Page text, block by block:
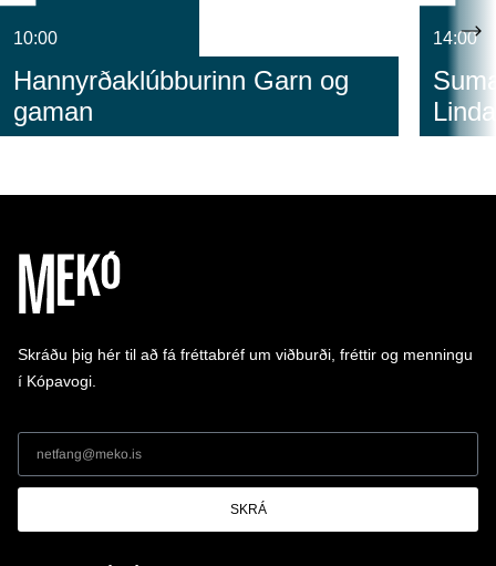
10:00
Hannyrðaklúbburinn Garn og
gaman
14:00
Skráðu þig hér til að fá fréttabréf um viðburði, fréttir og menningu
í Kópavogi.
SKRÁ